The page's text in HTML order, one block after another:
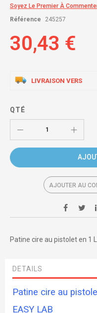
of
images
Soyez Le Premier À
Référence
245257
30,43 €
LIVRAISON VERS
QTÉ
AJOUTER AU
Patine cire au pistolet en 1
DETAILS
Patine cire au
EASY LAB